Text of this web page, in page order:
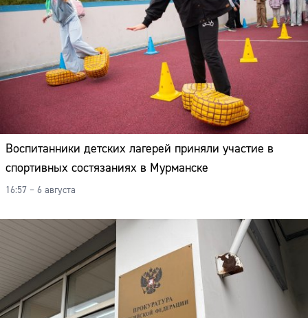
Воспитанники детских лагерей приняли участие в
спортивных состязаниях в Мурманске
16:57 – 6 августа